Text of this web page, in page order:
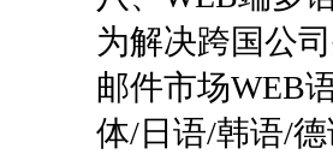
为解决跨国公
邮件市场WEB
体/日语/韩语/